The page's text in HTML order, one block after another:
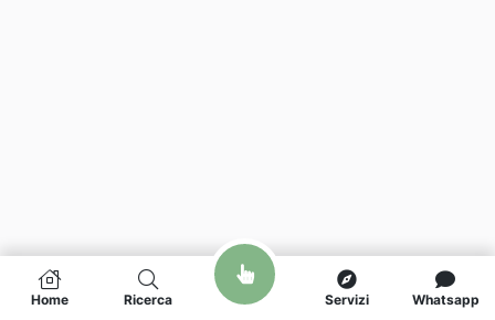
Home Ricerca Servizi Whatsapp